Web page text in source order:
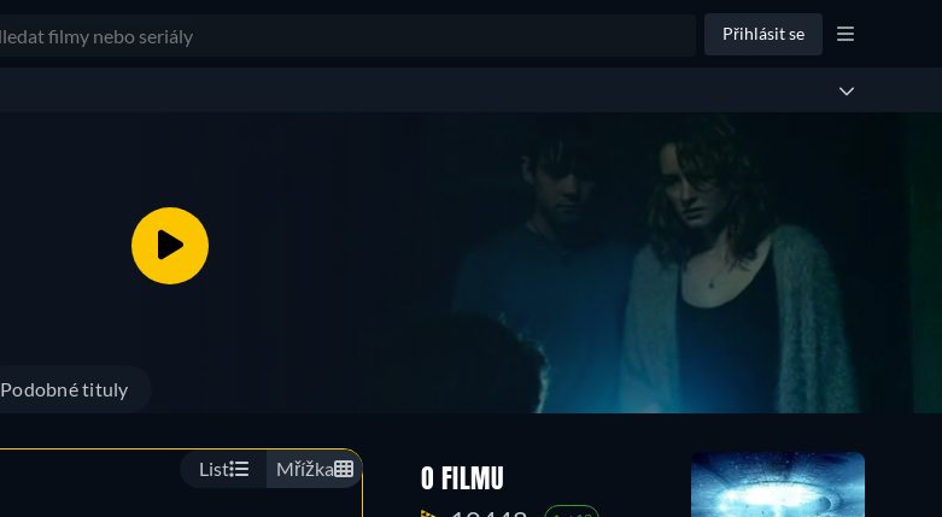
Přihlásit se
Podobné tituly
List Mřížka O FILMU